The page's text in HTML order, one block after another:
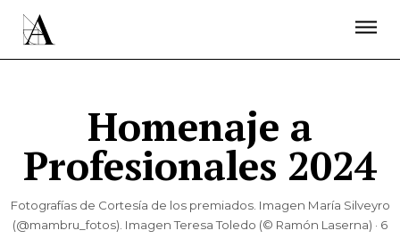
Homenaje a
Profesionales 2024
Fotografías de Cortesía de los premiados. Imagen María Silveyro
(@mambru_fotos). Imagen Teresa Toledo (© Ramón Laserna) · 6
ÚNETE A LA ACADEMIA DE CINE
PRENSA
NEWSLETTER